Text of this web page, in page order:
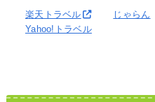
楽天トラベル じゃらん
Yahoo!トラベル